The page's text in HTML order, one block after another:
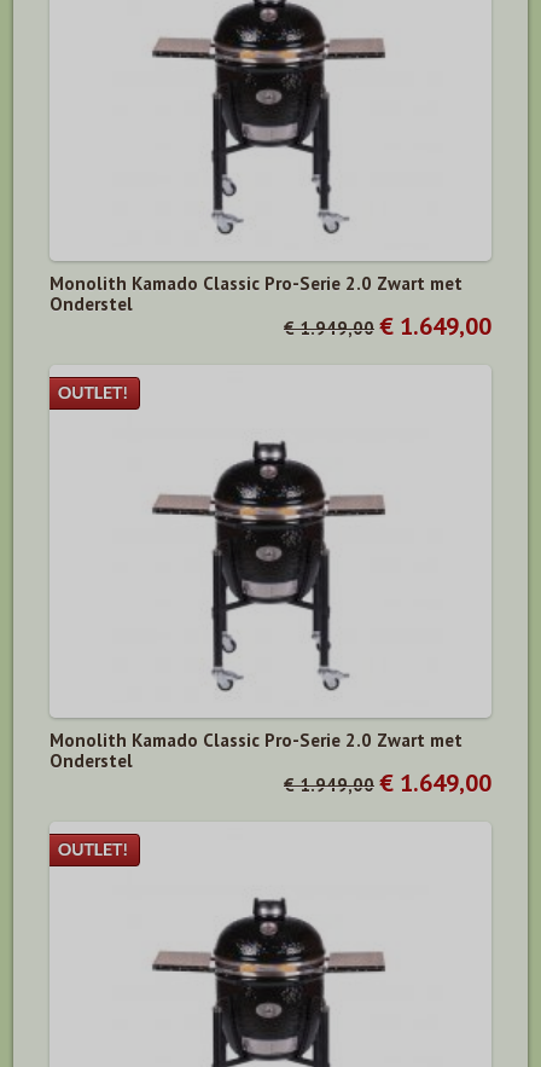
Monolith Kamado Classic Pro-Serie 2.0 Zwart met
Onderstel
€ 1.949,00 € 1.649,00
Monolith Kamado Classic Pro-Serie 2.0 Zwart met
Onderstel
€ 1.949,00 € 1.649,00